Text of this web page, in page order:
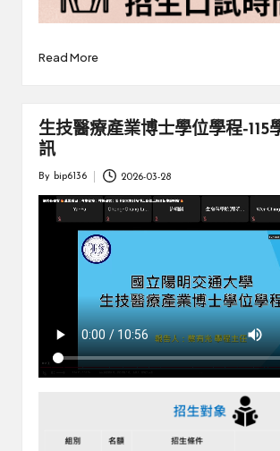
Read More
生技醫療產業博士學位學程-115
訊
Posted
By bip6136 2026-03-28